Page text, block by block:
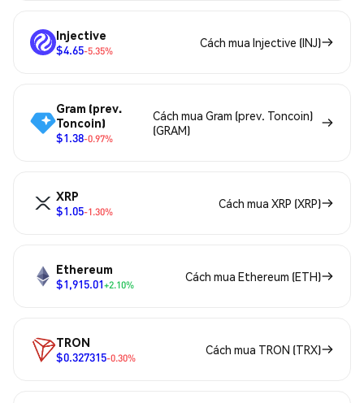
Injective
$4.65-5.35%
Cách mua Injective (INJ)
Gram (prev.
Toncoin)
$1.38-0.97%
Cách mua Gram (prev. Toncoin)
(GRAM)
XRP
$1.05-1.30%
Cách mua XRP (XRP)
Ethereum
$1,915.01+2.10%
Cách mua Ethereum (ETH)
TRON
$0.327315-0.30%
Cách mua TRON (TRX)